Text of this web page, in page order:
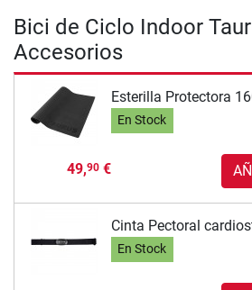
Bici de Ciclo Indoor
Accesorios
Esterilla Protectora
En Stock
49,90€
Cinta Pectoral
En Stock